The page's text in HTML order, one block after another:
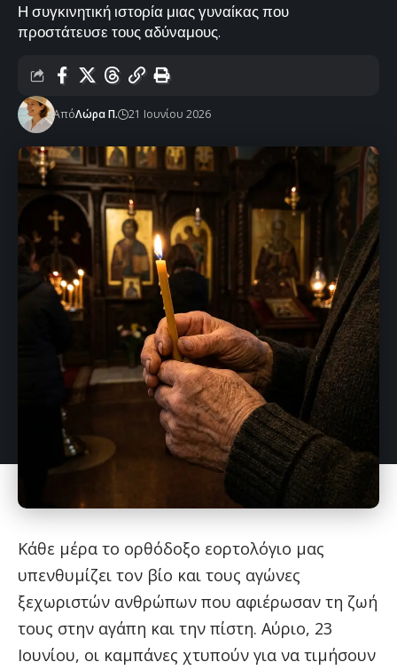
Η συγκινητική ιστορία μιας γυναίκας που
προστάτευσε τους αδύναμους.
ΑπόΛώρα Π. 21 Ιουνίου 2026
Κάθε μέρα το ορθόδοξο εορτολόγιο μας
υπενθυμίζει τον βίο και τους αγώνες
ξεχωριστών ανθρώπων που αφιέρωσαν τη ζωή
τους στην αγάπη και την πίστη. Αύριο, 23
Ιουνίου, οι καμπάνες χτυπούν για να τιμήσουν